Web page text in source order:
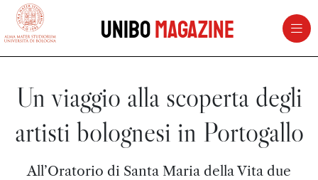
vai al contenuto della pagina
UniboMagazine
Un viaggio alla scoperta degli
artisti bolognesi in Portogallo
All’Oratorio di Santa Maria della Vita due